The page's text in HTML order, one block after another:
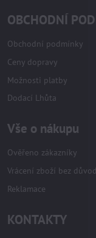
OBCHODNÍ
Obchodní podmínky
Ceny dopravy
Možnosti platby
Dodací Lhůta
Vše o nákupu
Ověřeno zákazníky
Vrácení zboží bez
Reklamace
KONTAKTY